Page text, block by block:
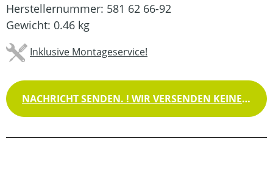
Herstellernummer: 581 62 66-92
Gewicht: 0.46 kg
Inklusive Montageservice!
NACHRICHT SENDEN. ! WIR VERSENDEN KEINE WAREN !